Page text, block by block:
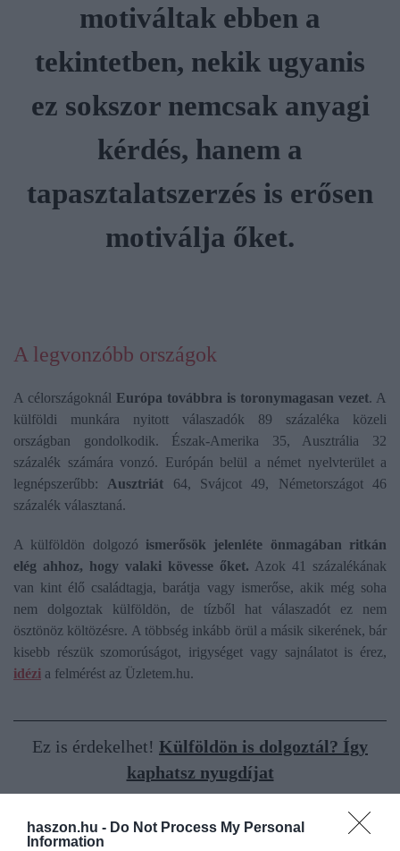
haszon.hu - Do Not Process My Personal
Information
motiváltak ebben a
tekintetben, nekik ugyanis
ez sokszor nemcsak anyagi
kérdés, hanem a
tapasztalatszerzés is erősen
motiválja őket.
A legvonzóbb országok
A célországoknál Európa továbbra is toronymagasan vezet. A
külföldi munkára nyitott válaszadók 89 százaléka közeli
országban gondolkodik. Észak-Amerika 35, Ausztrália 32
százalék számára vonzó. Európán belül a német nyelvterület a
legnépszerűbb: Ausztriát 64, Svájcot 49, Németországot 46
százalék választaná.
A külföldön dolgozó ismerősök jelenléte önmagában ritkán
elég ahhoz, hogy valaki kövesse őket. Azok 41 százalékának
van kint élő családtagja, barátja vagy ismerőse, akik még soha
nem dolgoztak külföldön, de tízből hat válaszadót ez nem
ösztönöz költözésre. A többség inkább örül a másik sikerének, bár
kisebb részük szomorúságot, irigységet vagy sajnálatot is érez,
idézi a felmérést az Üzletem.hu.
Ez is érdekelhet! Külföldön is dolgoztál? Így
kaphatsz nyugdíjat